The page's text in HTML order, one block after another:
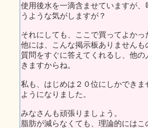
使用後水を一滴含ませていますが
うような気がしますが？
それにしても、ここで買ってよかっ
他には、こんな掲示板ありませんも
質問をすぐに答えてくれるし、他
きますからね。
私も、はじめは２０位にしかでき
ようになりました。
みなさんも頑張りましょう。
脂肪が減らなくても、理論的には